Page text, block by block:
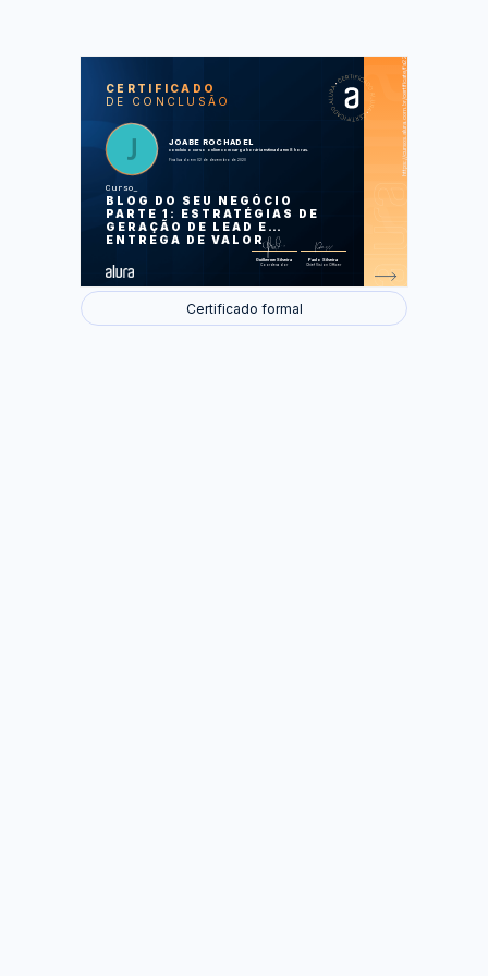
CERTIFICADO
DE CONCLUSÃO
JOABE ROCHADEL
concluiu o curso online com carga horária estimada em 8 horas.
Finalizado em 02 de dezembro de 2020
Curso
BLOG DO SEU NEGÓCIO
PARTE 1: ESTRATÉGIAS DE
GERAÇÃO DE LEAD E
ENTREGA DE VALOR
Guilherme Silveira
Coordenador
Paulo Silveira
Chief Vision Officer
https://cursos.alura.com.br/certificate/fa2217fa-4d81-417d-a8e9-bdc7527ba68d
LAS
Primeiros Passos: crie um Blog do seu
Negócio
Gerando leads através do blog
Certificado formal